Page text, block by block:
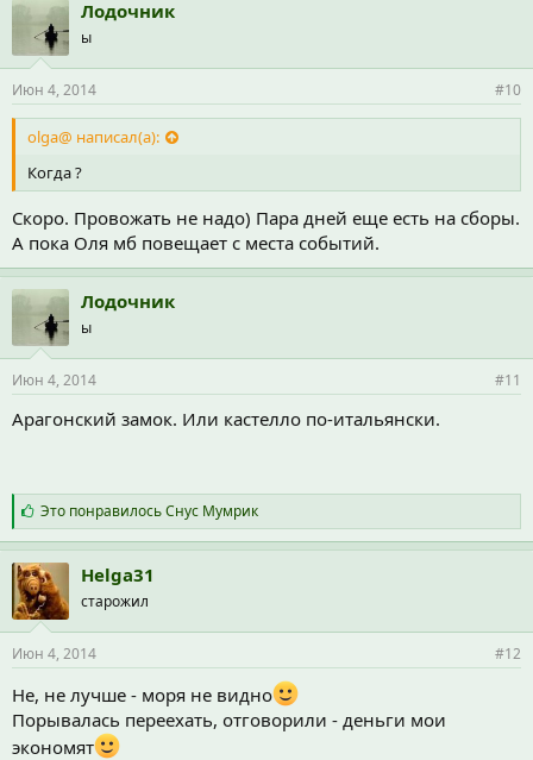
Лодочник
ы
Июн 4, 2014 #10
olga@ написал(а):
Когда ?
Скоро. Провожать не надо) Пара дней еще есть на сборы.
А пока Оля мб повещает с места событий.
Лодочник
ы
Июн 4, 2014 #11
Арагонский замок. Или кастелло по-итальянски.
С
и
м
п
а
т
и
:
Это понравилосьСнус Мумрик
Helga31
старожил
Июн 4, 2014 #12
Не, не лучше - моря не видно
Порывалась переехать, отговорили - деньги мои
экономят